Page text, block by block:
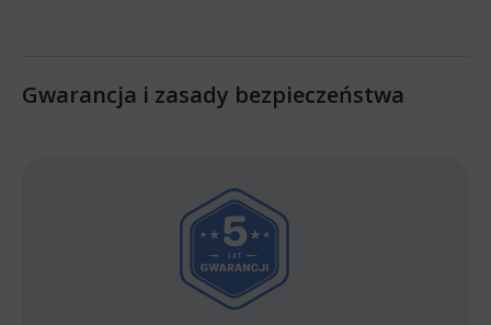
Gwarancja i zasady bezpieczeństwa